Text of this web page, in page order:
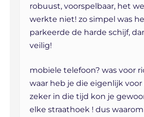
robuust, voorspelbaar, het
werkte niet! zo simpel was
parkeerde de harde schijf,
veilig!
mobiele telefoon? was voor
waar heb je die eigenlijk
zeker in die tijd kon je
elke straathoek ! dus